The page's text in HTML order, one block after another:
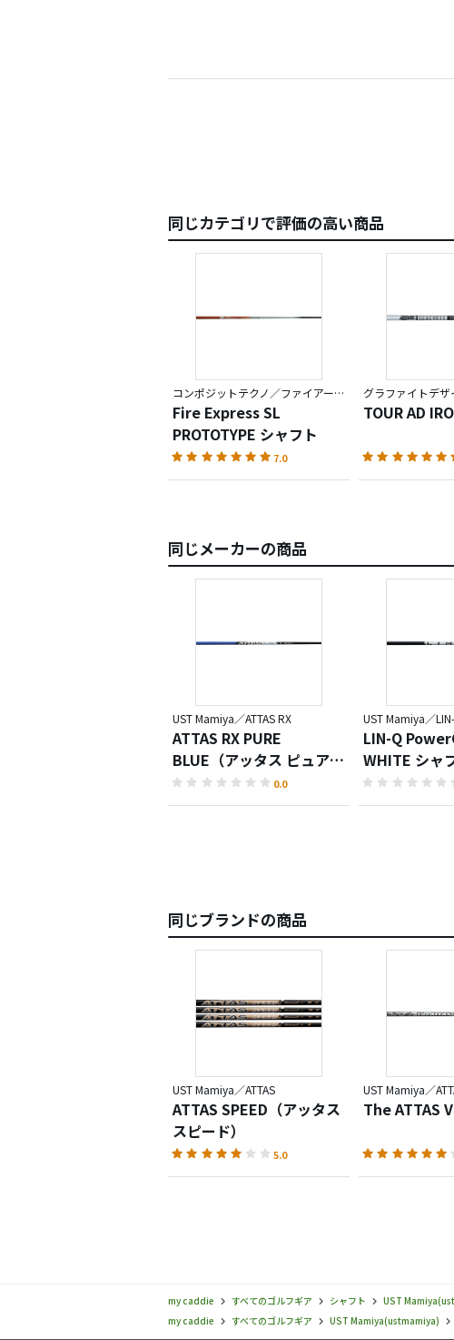
打ち込んでい
Diamana
このATTAS
メーカーの
操作性もよ
先端もしっ
ていました。
もちろんカー
スチールか
値段も手ごろ
同じカテゴリで評価の高い商品
コンポジットテクノ／ファイアーエクスプレス
Fire Express SL
PROTOTYPE シャフト
7.0
グラファイトデザ
TOUR AD
同じメーカーの商品
UST Mamiya／ATTAS RX
ATTAS RX PURE
BLUE（アッタス ピュアブ
ルー）
0.0
UST Mamiya／
LIN-Q
WHITE シャ
同じブランドの商品
UST Mamiya／ATTAS
ATTAS SPEED（アッタス
スピード）
5.0
UST Mamiya／
The ATTAS
my caddie すべてのゴルフギア シャフト UST
my caddie
すべてのゴルフギア UST Mamiya(ustmamiya)